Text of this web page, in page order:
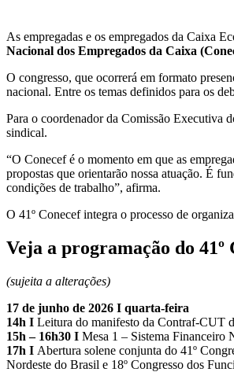
As empregadas e os empregados da Caixa
Nacional dos Empregados da Caixa
O congresso, que ocorrerá em formato
nacional. Entre os temas definidos para os
Para o coordenador da Comissão Executiva
sindical.
“O Conecef é o momento em que as
propostas que orientarão nossa atuação. É
condições de trabalho”, afirma.
O 41º Conecef integra o processo de
Veja a programação do 41º
(sujeita a alterações)
17 de junho de 2026 I quarta-feira
14h I Leitura do manifesto da Contraf-CUT
15h – 16h30 I Mesa 1 – Sistema Financeiro
17h I Abertura solene conjunta do 41º
Nordeste do Brasil e 18º Congresso dos